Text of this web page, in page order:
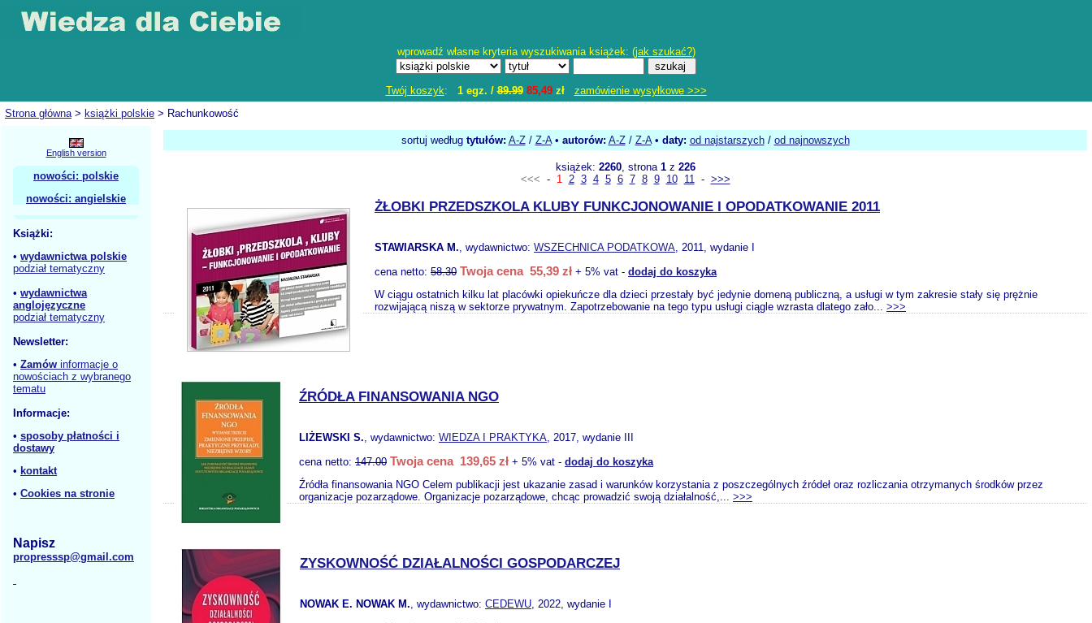
wprowadź własne kryteria wyszukiwania książek: (jak szukać?)
Twój koszyk: 1 egz. /89.99 85,49zł
zamówienie wysyłkowe >>>
Strona główna> książki polskie > Rachunkowość
English version
nowości: polskie
nowości: angielskie
Książki:
• wydawnictwa polskie
podział tematyczny
• wydawnictwa
anglojęzyczne
podział tematyczny
Newsletter:
• Zamów informacje o
nowościach z wybranego
tematu
Informacje:
• sposoby płatności i
dostawy
• kontakt
• Cookies na stronie
Napisz
propresssp@gmail.com
sortuj według tytułów: A-Z/ Z-A• autorów: A-Z/ Z-A• daty: od najstarszych/ od najnowszych
książek: 2260, strona 1z 226
<<< - 1 2 3 4 5 6 7 8 9 10 11- >>>
ŻŁOBKI PRZEDSZKOLA KLUBY FUNKCJONOWANIE I OPODATKOWANIE 2011
STAWIARSKA M., wydawnictwo: WSZECHNICA PODATKOWA, 2011, wydanie I
cena netto: 58.30 Twoja cena 55,39 zł + 5% vat - dodaj do koszyka
W ciągu ostatnich kilku lat placówki opiekuńcze dla dzieci przestały być jedynie domeną publiczną, a usługi w tym zakresie stały się prężnie
rozwijającą niszą w sektorze prywatnym. Zapotrzebowanie na tego typu usługi ciągle wzrasta dlatego zało... >>>
ŹRÓDŁA FINANSOWANIA NGO
LIŻEWSKI S., wydawnictwo: WIEDZA I PRAKTYKA, 2017, wydanie III
cena netto: 147.00 Twoja cena 139,65 zł + 5% vat - dodaj do koszyka
Źródła finansowania NGO Celem publikacji jest ukazanie zasad i warunków korzystania z poszczególnych źródeł oraz rozliczania otrzymanych środków przez
organizacje pozarządowe. Organizacje pozarządowe, chcąc prowadzić swoją działalność,... >>>
ZYSKOWNOŚĆ DZIAŁALNOŚCI GOSPODARCZEJ
NOWAK E. NOWAK M., wydawnictwo: CEDEWU, 2022, wydanie I